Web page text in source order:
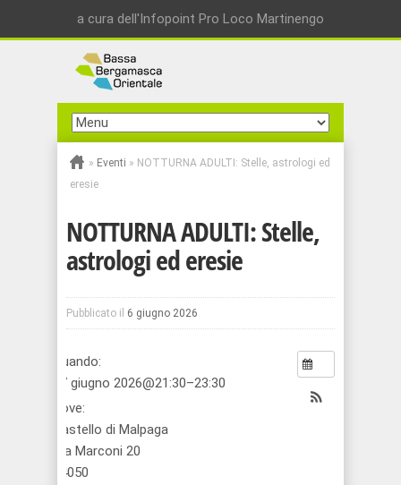
a cura dell'Infopoint Pro Loco Martinengo
» Eventi » NOTTURNA ADULTI: Stelle, astrologi ed
eresie
NOTTURNA ADULTI: Stelle,
astrologi ed eresie
Pubblicato il 6 giugno 2026
Quando:
27 giugno 2026@21:30–23:30
Dove:
Castello di Malpaga
Via Marconi 20
24050